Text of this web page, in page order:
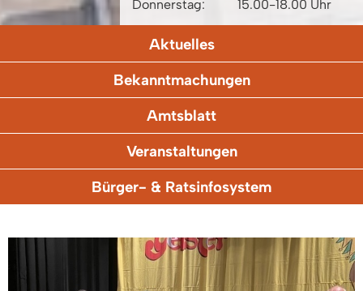
Donnerstag:
15.00-18.00 Uhr
Aktuelles
Bekanntmachungen
Amtsblatt
Veranstaltungen
Bürger- & Ratsinfosystem